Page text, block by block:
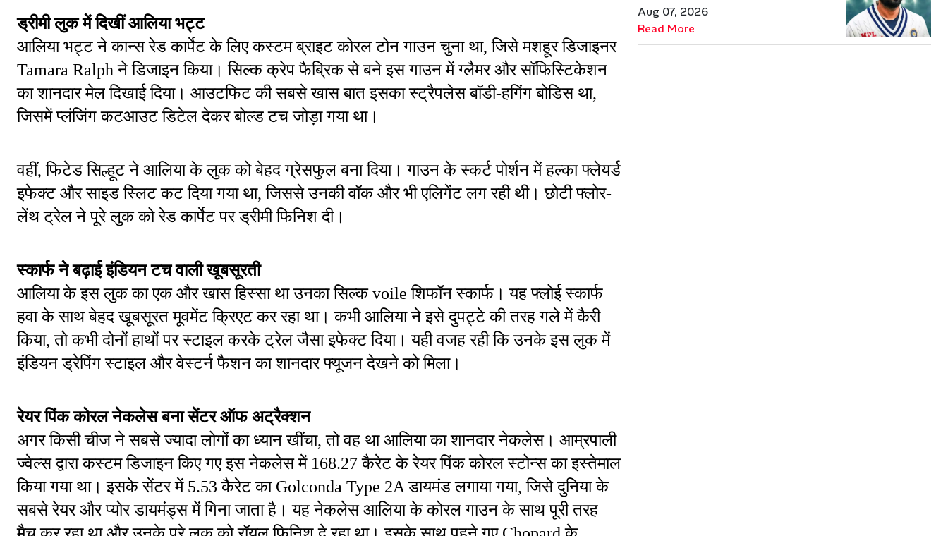
ड्रीमी लुक में दिखीं आलिया भट्ट
आलिया भट्ट ने कान्स रेड कार्पेट के लिए कस्टम ब्राइट कोरल टोन गाउन चुना था, जिसे मशहूर डिजाइनर
Tamara Ralph ने डिजाइन किया। सिल्क क्रेप फैब्रिक से बने इस गाउन में ग्लैमर और सॉफिस्टिकेशन
का शानदार मेल दिखाई दिया। आउटफिट की सबसे खास बात इसका स्ट्रैपलेस बॉडी-हगिंग बोडिस था,
जिसमें प्लंजिंग कटआउट डिटेल देकर बोल्ड टच जोड़ा गया था।
वहीं, फिटेड सिल्हूट ने आलिया के लुक को बेहद ग्रेसफुल बना दिया। गाउन के स्कर्ट पोर्शन में हल्का फ्लेयर्ड
इफेक्ट और साइड स्लिट कट दिया गया था, जिससे उनकी वॉक और भी एलिगेंट लग रही थी। छोटी फ्लोर-
लेंथ ट्रेल ने पूरे लुक को रेड कार्पेट पर ड्रीमी फिनिश दी।
स्कार्फ ने बढ़ाई इंडियन टच वाली खूबसूरती
आलिया के इस लुक का एक और खास हिस्सा था उनका सिल्क voile शिफॉन स्कार्फ। यह फ्लोई स्कार्फ
हवा के साथ बेहद खूबसूरत मूवमेंट क्रिएट कर रहा था। कभी आलिया ने इसे दुपट्टे की तरह गले में कैरी
किया, तो कभी दोनों हाथों पर स्टाइल करके ट्रेल जैसा इफेक्ट दिया। यही वजह रही कि उनके इस लुक में
इंडियन ड्रेपिंग स्टाइल और वेस्टर्न फैशन का शानदार फ्यूजन देखने को मिला।
रेयर पिंक कोरल नेकलेस बना सेंटर ऑफ अट्रैक्शन
अगर किसी चीज ने सबसे ज्यादा लोगों का ध्यान खींचा, तो वह था आलिया का शानदार नेकलेस। आम्रपाली
ज्वेल्स द्वारा कस्टम डिजाइन किए गए इस नेकलेस में 168.27 कैरेट के रेयर पिंक कोरल स्टोन्स का इस्तेमाल
किया गया था। इसके सेंटर में 5.53 कैरेट का Golconda Type 2A डायमंड लगाया गया, जिसे दुनिया के
सबसे रेयर और प्योर डायमंड्स में गिना जाता है। यह नेकलेस आलिया के कोरल गाउन के साथ पूरी तरह
की जरूरत हमेशा रहेगी
Aug 07, 2026
Read More